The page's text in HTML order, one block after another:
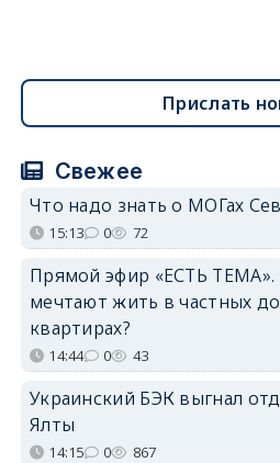
Прислать
Свежее
Что надо знать о МОГах
15:13 0 72
Прямой эфир «ЕСТЬ ТЕМА».
мечтают жить в частных
квартирах?
14:44 0 43
Украинский БЭК выгнал
Ялты
14:15 0 867